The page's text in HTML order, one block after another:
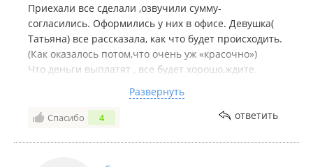
Приехали все сделали ,озвучили сумму-
согласились. Оформились у них в офисе. Девушка(
Татьяна) все рассказала, как что будет происходить.
(Как оказалось потом,что очень уж «красочно»)
Что деньги выплатят , все будет хорошо,ждите.
месяца 1,5...случилось второе ДТП.
Пришли к ним опять, стояли разводили руками, не
директором, посоветуются...
Развернуть
Спасибо 4 ответить